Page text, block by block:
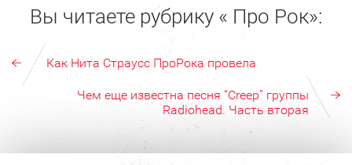
Вы читаете рубрику « Про Рок»:
Как Нита Страусс ПроРока провела
Чем еще известна песня “Creep” группы
Radiohead. Часть вторая